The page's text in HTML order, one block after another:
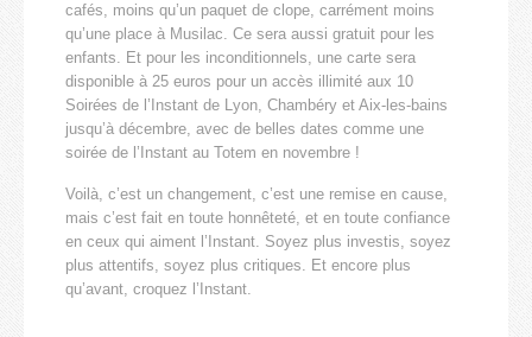
cafés, moins qu’un paquet de clope, carrément moins
qu’une place à Musilac. Ce sera aussi gratuit pour les
enfants. Et pour les inconditionnels, une carte sera
disponible à 25 euros pour un accès illimité aux 10
Soirées de l’Instant de Lyon, Chambéry et Aix-les-bains
jusqu’à décembre, avec de belles dates comme une
soirée de l’Instant au Totem en novembre !
Voilà, c’est un changement, c’est une remise en cause,
mais c’est fait en toute honnêteté, et en toute confiance
en ceux qui aiment l’Instant. Soyez plus investis, soyez
plus attentifs, soyez plus critiques. Et encore plus
qu’avant, croquez l’Instant.